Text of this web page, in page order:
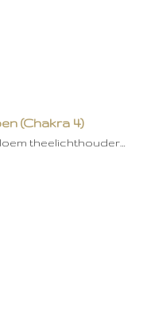
(Chakra 4)
theelichthouder…